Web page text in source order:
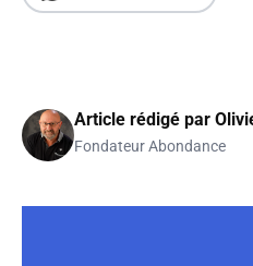
Article rédigé par
Fondateur Abondance